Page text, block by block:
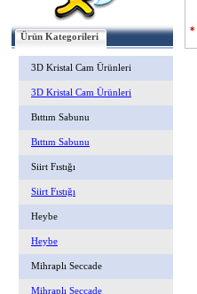
Ürün Kategorileri
3D Kristal Cam Ürünleri
3D Kristal Cam Ürünleri
Bıttım Sabunu
Bıttım Sabunu
Siirt Fıstığı
Siirt Fıstığı
Heybe
Heybe
Mihraplı Seccade
Mihraplı Seccade
*